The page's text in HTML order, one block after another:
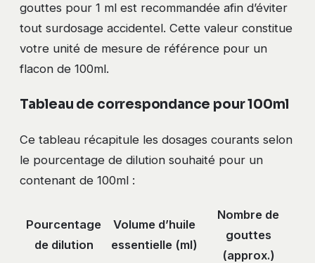
gouttes pour 1 ml est recommandée afin d’éviter
tout surdosage accidentel. Cette valeur constitue
votre unité de mesure de référence pour un
flacon de 100ml.
Tableau de correspondance pour 100ml
Ce tableau récapitule les dosages courants selon
le pourcentage de dilution souhaité pour un
contenant de 100ml :
Pourcentage
de dilution
Volume d’huile
essentielle (ml)
Nombre de
gouttes
(approx.)